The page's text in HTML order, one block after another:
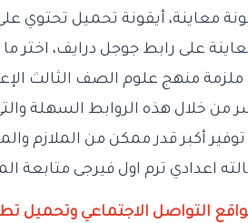
معاينة، أيقونة تحميل تحتوي
على رابط جوجل درايف، اختر
منهج علوم الصف الثالث
خلال هذه الروابط السهلة
أكبر قدر ممكن من الملازم
اعدادي ترم اول فيرجى
التواصل الاجتماعي وتحميل